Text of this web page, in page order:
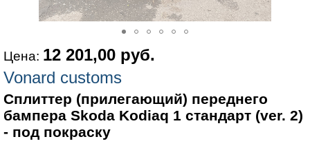
Цена: 12 201,00 руб.
Vonard customs
Сплиттер (прилегающий) переднего
бампера Skoda Kodiaq 1 стандарт (ver. 2)
- под покраску
Мы в соц сетях: